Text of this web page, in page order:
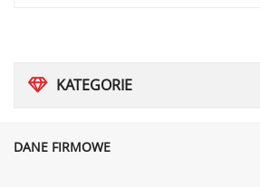
KATEGORIE
DANE FIRMOWE